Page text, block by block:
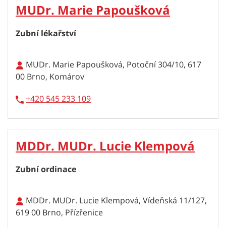
MUDr. Marie Papoušková
Zubní lékařství
MUDr. Marie Papoušková, Potoční 304/10, 617
00 Brno, Komárov
+420 545 233 109
MDDr. MUDr. Lucie Klempová
Zubní ordinace
MDDr. MUDr. Lucie Klempová, Vídeňská 11/127,
619 00 Brno, Přízřenice